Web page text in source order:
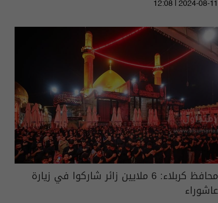
12:08 | 2024-08-11
محافظ كربلاء: 6 ملايين زائر شاركوا في زيارة
عاشوراء